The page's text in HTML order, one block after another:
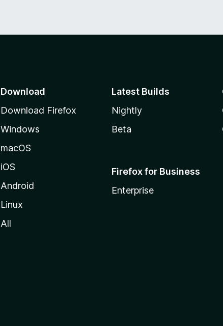
Download
Download Firefox
Windows
macOS
iOS
Android
Linux
All
Latest Builds
Nightly
Beta
Firefox for Business
Enterprise